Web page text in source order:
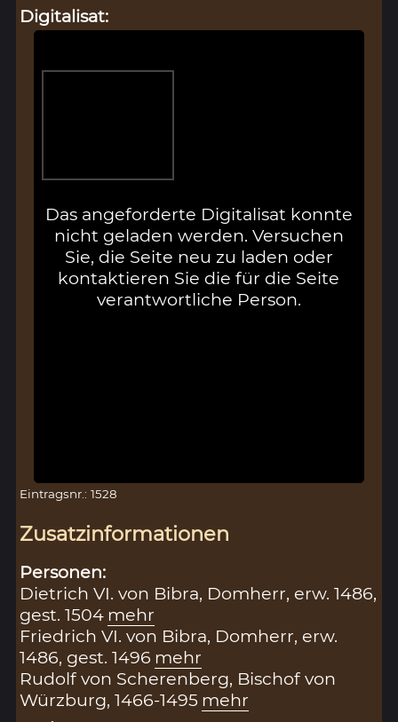
Digitalisat:
Das angeforderte Digitalisat konnte
nicht geladen werden. Versuchen
Sie, die Seite neu zu laden oder
kontaktieren Sie die für die Seite
verantwortliche Person.
Eintragsnr.: 1528
Zusatzinformationen
Personen:
Dietrich VI. von Bibra, Domherr, erw. 1486,
gest. 1504 mehr
Friedrich VI. von Bibra, Domherr, erw.
1486, gest. 1496 mehr
Rudolf von Scherenberg, Bischof von
Würzburg, 1466-1495 mehr